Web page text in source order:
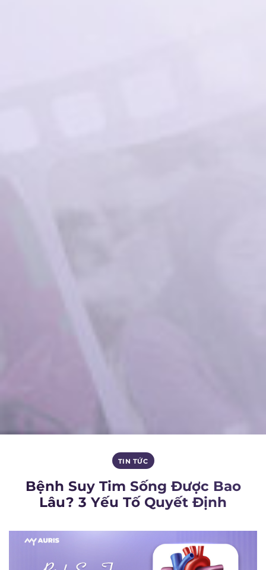
TIN TỨC
Bệnh Suy Tim Sống Được Bao
Lâu? 3 Yếu Tố Quyết Định